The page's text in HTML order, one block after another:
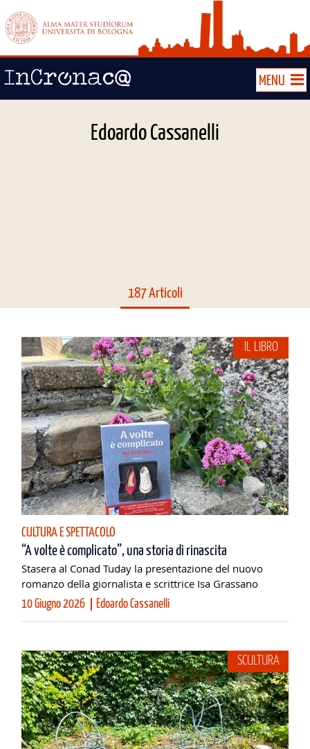
MENU
Edoardo Cassanelli
187 Articoli
CULTURA E SPETTACOLO
IL LIBRO
“A volte è complicato”, una storia di rinascita
Stasera al Conad Tuday la presentazione del nuovo
romanzo della giornalista e scrittrice Isa Grassano
10 Giugno 2026 Edoardo Cassanelli
SCULTURA